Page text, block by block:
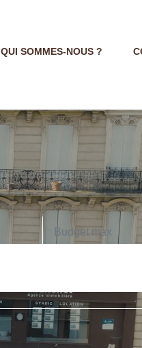
QUI SOMMES-NOUS ?